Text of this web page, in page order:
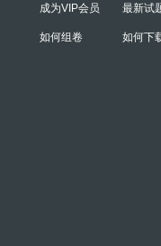
成为VIP会员 最新试
如何组卷 如何下